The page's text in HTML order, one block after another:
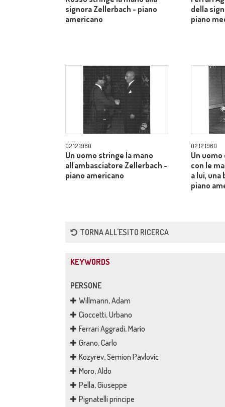
signora Zellerbach - piano
americano
della
piano
02.12.1960
Un uomo stringe la mano
all'ambasciatore Zellerbach -
piano americano
02.12.1960
Un
con le
a lui, una
piano
TORNA ALL'ESITO RICERCA
KEYWORDS
PERSONE
Willmann, Adam
Cioccetti, Urbano
Ferrari Aggradi, Mario
Grano, Carlo
Kozyrev, Semion Pavlovic
Moro, Aldo
Pella, Giuseppe
Pignatelli principe